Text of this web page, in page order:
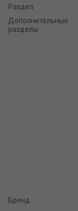
Раздел
Дополнительные
разделы
Бренд